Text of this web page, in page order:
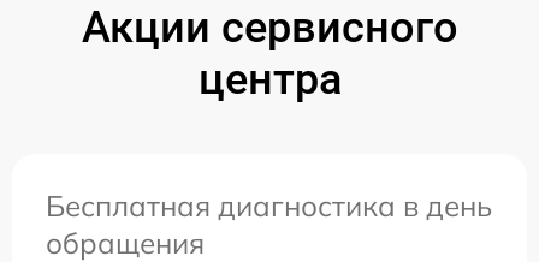
Акции сервисного
центра
Бесплатная диагностика в день
обращения